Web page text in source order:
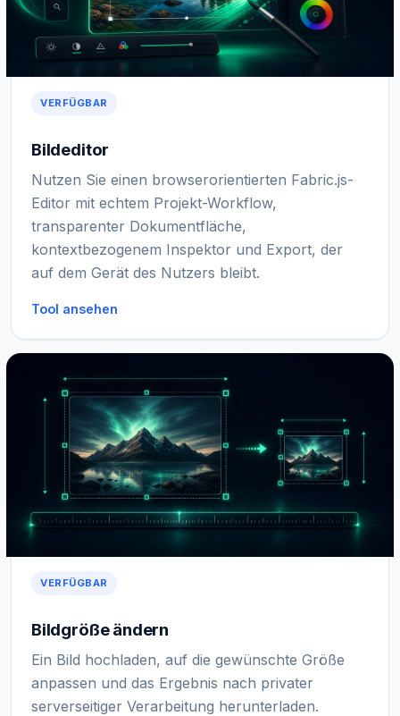
VERFÜGBAR
Bildeditor
Nutzen Sie einen browserorientierten Fabric.js-
Editor mit echtem Projekt-Workflow,
transparenter Dokumentfläche,
kontextbezogenem Inspektor und Export, der
auf dem Gerät des Nutzers bleibt.
Tool ansehen
VERFÜGBAR
Bildgröße ändern
Ein Bild hochladen, auf die gewünschte Größe
anpassen und das Ergebnis nach privater
serverseitiger Verarbeitung herunterladen.